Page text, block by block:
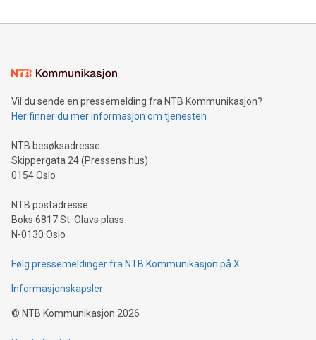
Vil du sende en pressemelding fra NTB Kommunikasjon?
Her finner du mer informasjon om tjenesten
NTB besøksadresse
Skippergata 24 (Pressens hus)
0154 Oslo
NTB postadresse
Boks 6817 St. Olavs plass
N-0130 Oslo
Følg pressemeldinger fra NTB Kommunikasjon på X
Informasjonskapsler
© NTB Kommunikasjon 2026